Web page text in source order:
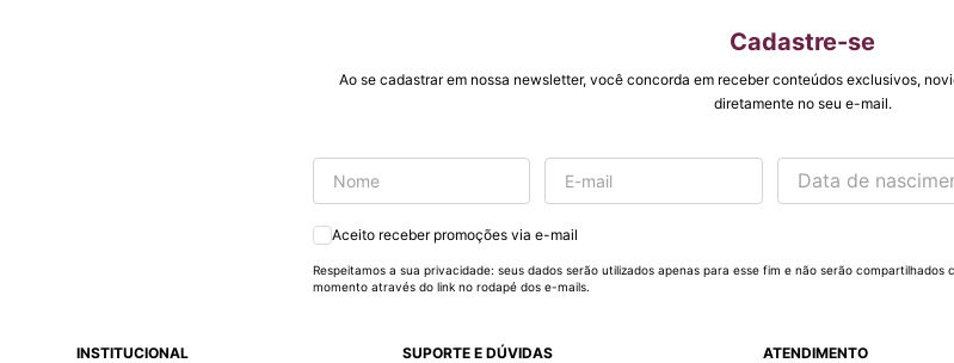
Cadastre-se
Ao se cadastrar em nossa newsletter, você concorda em receber conteúdos exclusivos,
diretamente no seu e-mail.
Aceito receber promoções via e-mail
Respeitamos a sua privacidade: seus dados serão utilizados apenas para esse fim e não serão
momento através do link no rodapé dos e-mails.
INSTITUCIONAL SUPORTE E DÚVIDAS ATENDIMENTO